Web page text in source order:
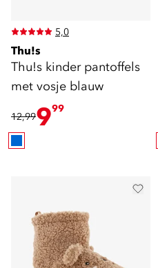
5,0
Thu!s
Thu!s kinder pantoffels
met vosje blauw
12,99999